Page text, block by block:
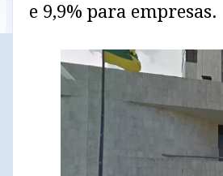
e 9,9% para empresas.